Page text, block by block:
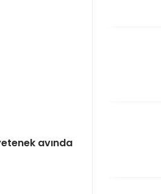
avında